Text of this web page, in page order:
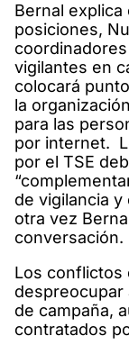
Bernal
posiciones,
vigilantes en
colocará
la
para las
por internet.
por el TSE
de vigilancia
otra vez
conversación.
Los conflictos
despreocupar
de campaña,
contratados